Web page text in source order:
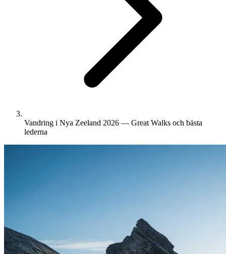
Vandring i Nya Zeeland 2026 — Great Walks och bästa
lederna